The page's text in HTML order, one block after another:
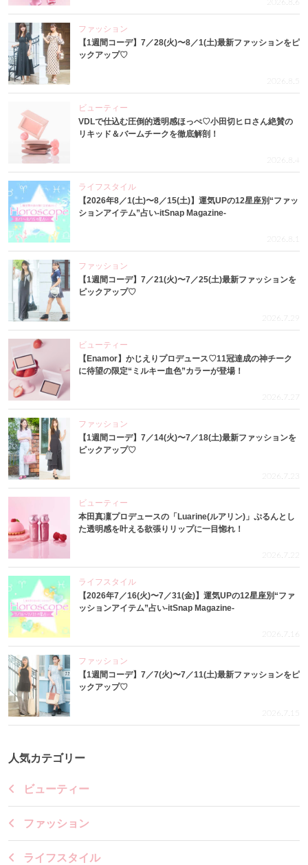
2026.8.6
ファッション
【1週間コーデ】7／28(火)〜8／1(土)最新ファッションをピ
ックアップ♡
2026.8.5
ビューティー
VDLで仕込む圧倒的透明感ほっぺ♡小田切ヒロさん絶賛の
リキッド＆バームチークを徹底解剖！
2026.8.4
ライフスタイル
【2026年8／1(土)〜8／15(土)】運気UPの12星座別“ファッ
ションアイテム”占い-itSnap Magazine-
2026.8.1
ファッション
【1週間コーデ】7／21(火)〜7／25(土)最新ファッションを
ピックアップ♡
2026.7.29
ビューティー
【Enamor】かじえりプロデュース♡11冠達成の神チーク
に待望の限定“ミルキー血色”カラーが登場！
2026.7.27
ファッション
【1週間コーデ】7／14(火)〜7／18(土)最新ファッションを
ピックアップ♡
2026.7.23
ビューティー
本田真凜プロデュースの「Luarine(ルアリン)」ぷるんとし
た透明感を叶える欲張りリップに一目惚れ！
2026.7.22
ライフスタイル
【2026年7／16(火)〜7／31(金)】運気UPの12星座別“ファ
ッションアイテム”占い-itSnap Magazine-
2026.7.16
ファッション
【1週間コーデ】7／7(火)〜7／11(土)最新ファッションをピ
ックアップ♡
2026.7.15
人気カテゴリー
ビューティー
ファッション
ライフスタイル